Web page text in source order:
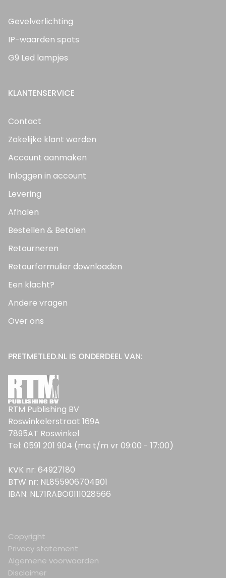
Gevelverlichting
IP-waarden spots
G9 Led lampjes
KLANTENSERVICE
Contact
Zakelijke klant worden
Account aanmaken
Inloggen in account
Levering
Afhalen
Bestellen & Betalen
Retourneren
Retourformulier downloaden
Een klacht?
Andere vragen
Over ons
PRETMETLED.NL IS ONDERDEEL VAN:
RTM Publishing BV
Roswinkelerstraat 169A
7895AT Roswinkel
Tel: 0591 201 904 (ma t/m vr 09:00 - 17:00)
KVK nr: 64927180
BTW nr: NL855906704B01
IBAN: NL71RABO0111028566
Copyright
Privacy statement
Algemene voorwaarden
Disclaimer